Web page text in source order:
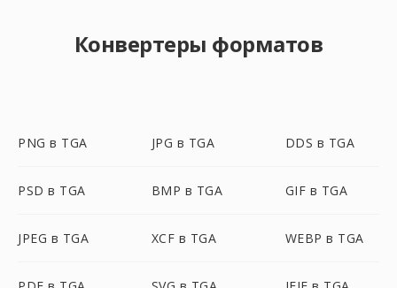
Конвертеры форматов
PNG в TGA JPG в TGA DDS в TGA
PSD в TGA BMP в TGA GIF в TGA
JPEG в TGA XCF в TGA WEBP в TGA